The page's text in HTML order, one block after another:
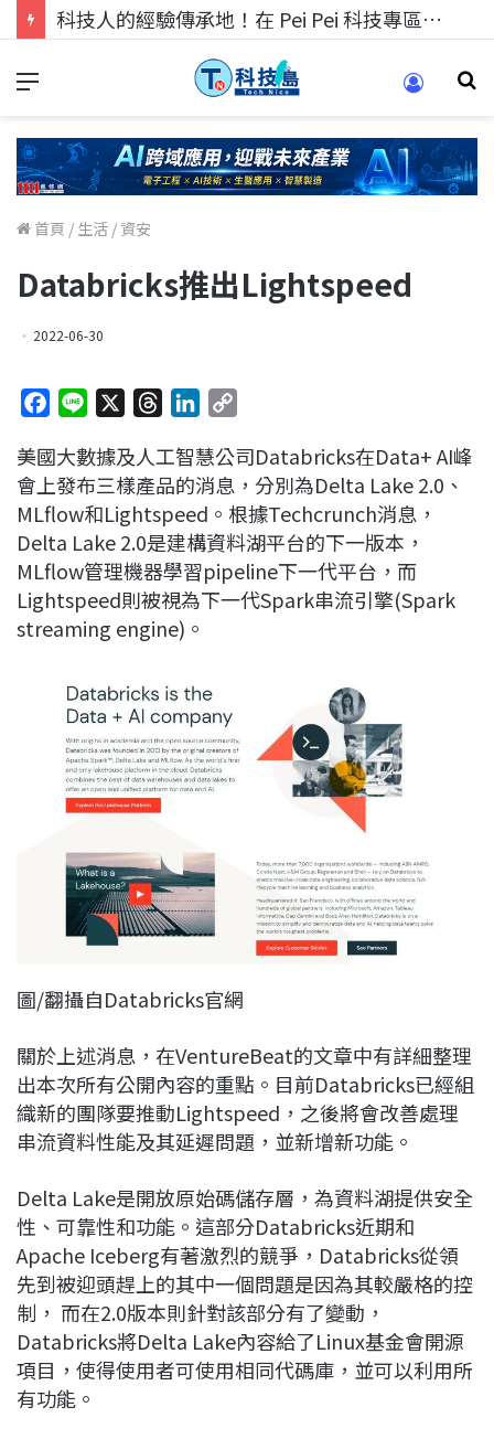
科技人的經驗傳承地！在 Pei Pei 科技專區，與學弟妹交流最硬核的技術
首頁 / 生活 / 資安
Databricks推出Lightspeed
2022-06-30
c
e
b
o
o
k
n
e
r
e
a
d
s
n
k
e
d
I
n
p
y
L
i
n
k
美國大數據及人工智慧公司Databricks在Data+ AI峰
會上發布三樣產品的消息，分別為Delta Lake 2.0、
MLflow和Lightspeed。根據Techcrunch消息，
Delta Lake 2.0是建構資料湖平台的下一版本，
MLflow管理機器學習pipeline下一代平台，而
Lightspeed則被視為下一代Spark串流引擎(Spark
streaming engine)。
圖/翻攝自Databricks官網
關於上述消息，在VentureBeat的文章中有詳細整理
出本次所有公開內容的重點。目前Databricks已經組
織新的團隊要推動Lightspeed，之後將會改善處理
串流資料性能及其延遲問題，並新增新功能。
Delta Lake是開放原始碼儲存層，為資料湖提供安全
性、可靠性和功能。這部分Databricks近期和
Apache Iceberg有著激烈的競爭，Databricks從領
先到被迎頭趕上的其中一個問題是因為其較嚴格的控
制， 而在2.0版本則針對該部分有了變動，
Databricks將Delta Lake內容給了Linux基金會開源
項目，使得使用者可使用相同代碼庫，並可以利用所
有功能。